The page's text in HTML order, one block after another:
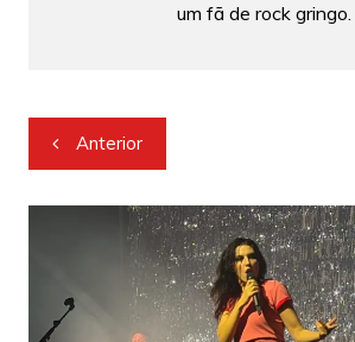
um fã de rock gringo.
Navegação
de
Post
Anterior